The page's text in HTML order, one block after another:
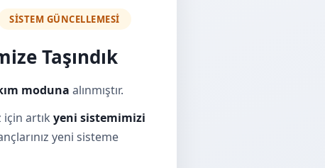
SİSTEM GÜNCELLEMESİ
Taşındık
moduna alınmıştır.
artık yeni sistemimizi
yeni sisteme